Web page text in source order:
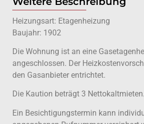
Heizungsart: Etagenheizung
Baujahr: 1902
Die Wohnung ist an eine
angeschlossen. Der
den Gasanbieter entrichtet.
Die Kaution beträgt 3 Nettokaltmieten.
Ein Besichtigungstermin kann